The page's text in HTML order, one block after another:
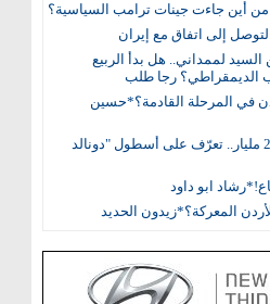
من أين جاءت جينات ترامب السياسية؟
إلى اتفاق مع إيران
لممداني.. هل بدأ الربيع
الديمقراطي؟ رجا طلب
في المرحلة القادمة؟*حسين
15 سفينة بـ 275 مليار.. تعرّف على أسطول "دونالد
ابو داود
المعركة؟*زيدون الحديد